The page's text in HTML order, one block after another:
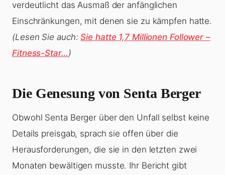
verdeutlicht das Ausmaß der anfänglichen
Einschränkungen, mit denen sie zu kämpfen hatte.
(Lesen Sie auch:Sie hatte 1,7 Millionen Follower –
Fitness-Star…)
Die Genesung von Senta Berger
Obwohl Senta Berger über den Unfall selbst keine
Details preisgab, sprach sie offen über die
Herausforderungen, die sie in den letzten zwei
Monaten bewältigen musste. Ihr Bericht gibt